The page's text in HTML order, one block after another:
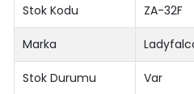
Stok Kodu ZA-32F
Marka
Stok Durumu Var